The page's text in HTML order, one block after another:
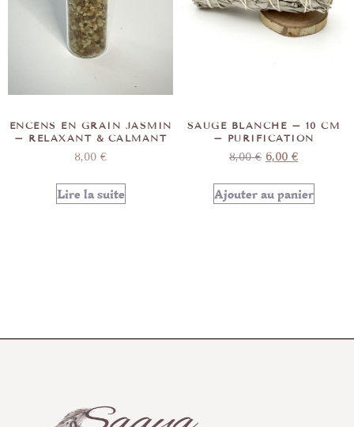
ENCENS EN GRAIN JASMIN
– RELAXANT & CALMANT
8,00 €
Lire la suite
SAUGE BLANCHE – 10 CM
– PURIFICATION
8,00€ 6,00 €
Ajouter au panier